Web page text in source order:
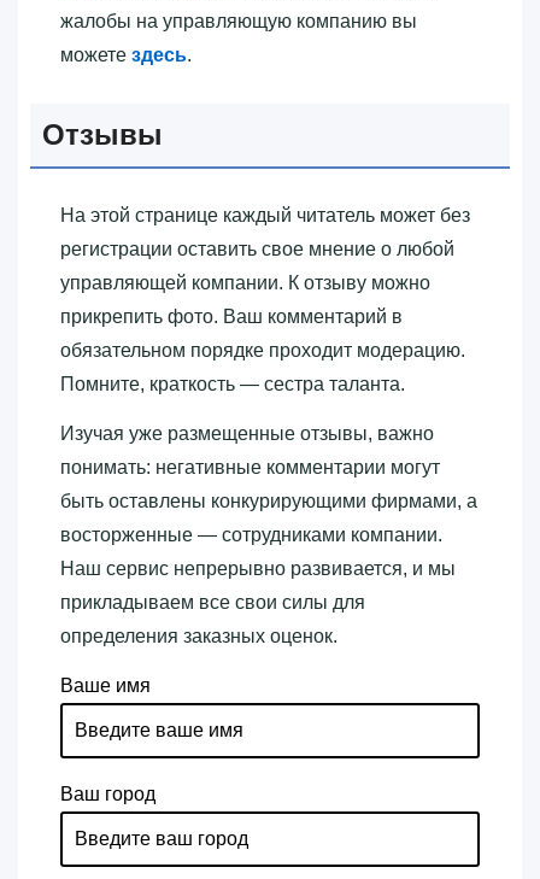
жалобы на управляющую компанию вы
можете здесь.
Отзывы
На этой странице каждый читатель может без
регистрации оставить свое мнение о любой
управляющей компании. К отзыву можно
прикрепить фото. Ваш комментарий в
обязательном порядке проходит модерацию.
Помните, краткость — сестра таланта.
Изучая уже размещенные отзывы, важно
понимать: негативные комментарии могут
быть оставлены конкурирующими фирмами, а
восторженные — сотрудниками компании.
Наш сервис непрерывно развивается, и мы
прикладываем все свои силы для
определения заказных оценок.
Ваше имя
Ваш город